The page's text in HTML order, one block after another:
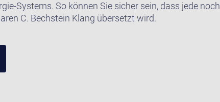
Systems. So können Sie sicher sein, dass jede noch
C. Bechstein Klang übersetzt wird.